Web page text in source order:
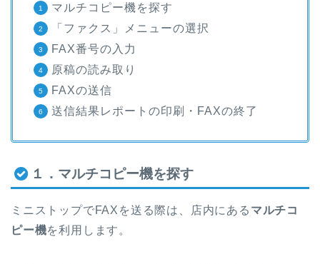
マルチコピー機を探す
「ファクス」メニューの選択
FAX番号の入力
原稿の読み取り
FAXの送信
送信結果レポートの印刷・FAXの終了
１．マルチコピー機を探す
ミニストップでFAXを送る際は、店内にある マルチコ
ピー機を利用します。